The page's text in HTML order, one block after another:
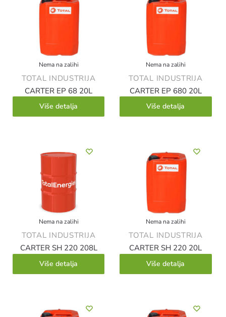
Nema na zalihi
TOTAL INDUSTRIJA
CARTER EP 68 20L
Više detalja
Nema na zalihi
TOTAL INDUSTRIJA
CARTER EP 680 20L
Više detalja
Nema na zalihi
TOTAL INDUSTRIJA
CARTER SH 220 208L
Više detalja
Nema na zalihi
TOTAL INDUSTRIJA
CARTER SH 220 20L
Više detalja